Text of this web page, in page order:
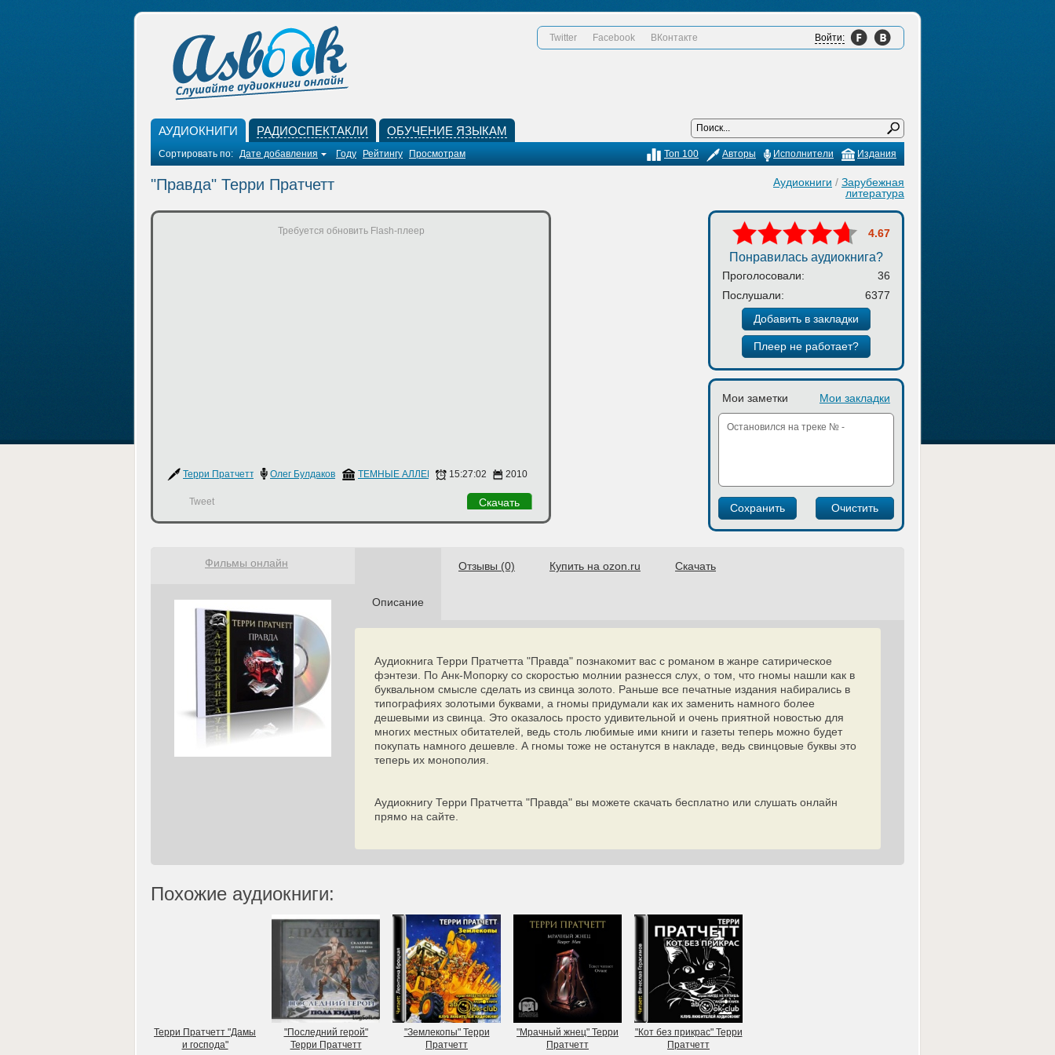
Twitter Facebook ВКонтакте Войти:
АУДИОКНИГИ РАДИОСПЕКТАКЛИ ОБУЧЕНИЕ ЯЗЫКАМ
Сортировать по: Дате добавления Году Рейтингу Просмотрам Издания
Исполнители
Авторы
Топ 100
Аудиокниги / Зарубежная
литература
"Правда" Терри Пратчетт
Требуется обновить Flash-плеер
Терри Пратчетт Олег Булдаков ТЕМНЫЕ АЛЛЕИ 15:27:02 2010
Tweet Скачать
4.67
Понравилась аудиокнига?
Проголосовали:
36
Послушали:
6377
Добавить в закладки
Плеер не работает?
Мои заметки Мои закладки
Описание
Отзывы (0) Купить на ozon.ru Скачать
Аудиокнига Терри Пратчетта "Правда" познакомит вас с романом в жанре сатирическое
фэнтези. По Анк-Мопорку со скоростью молнии разнесся слух, о том, что гномы нашли как в
буквальном смысле сделать из свинца золото. Раньше все печатные издания набирались в
типографиях золотыми буквами, а гномы придумали как их заменить намного более
дешевыми из свинца. Это оказалось просто удивительной и очень приятной новостью для
многих местных обитателей, ведь столь любимые ими книги и газеты теперь можно будет
покупать намного дешевле. А гномы тоже не останутся в накладе, ведь свинцовые буквы это
теперь их монополия.
Аудиокнигу Терри Пратчетта "Правда" вы можете скачать бесплатно или слушать онлайн
прямо на сайте.
Фильмы онлайн
Похожие аудиокниги:
Терри Пратчетт "Дамы
и господа"
"Последний герой"
Терри Пратчетт
"Землекопы" Терри
Пратчетт
"Мрачный жнец" Терри
Пратчетт
"Кот без прикрас" Терри
Пратчетт